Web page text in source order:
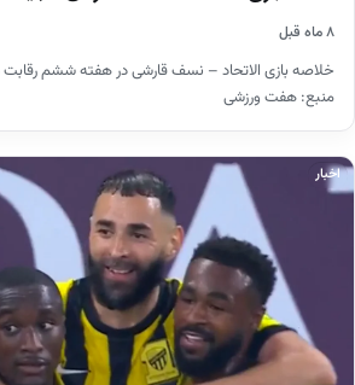
۸ ماه قبل
خلاصه بازی الاتحاد – نسف قارشی در هفته ششم
منبع: هفت ورزشی
اخبار